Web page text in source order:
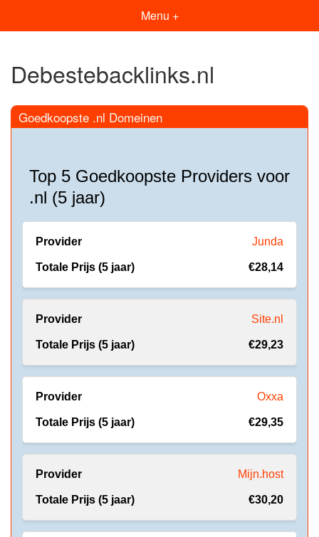
Menu +
Debestebacklinks.nl
Goedkoopste .nl Domeinen
Top 5 Goedkoopste Providers voor
.nl (5 jaar)
Junda
€28,14
Site.nl
€29,23
Oxxa
€29,35
Mijn.host
€30,20